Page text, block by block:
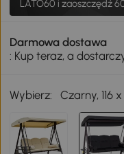
LATO60 i zaoszczędź
Darmowa dostawa
: Kup teraz, a
Wybierz: Czarny, 116